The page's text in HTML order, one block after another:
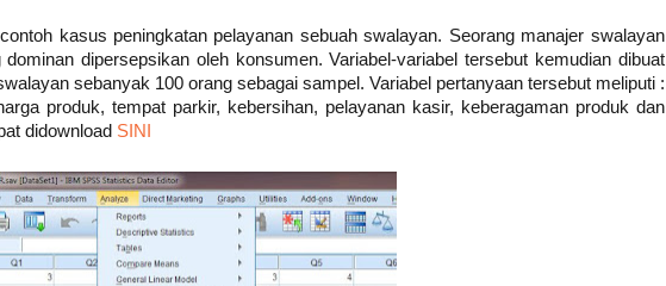
kasus peningkatan pelayanan sebuah swalayan. Seorang manajer swalayan
dipersepsikan oleh konsumen. Variabel-variabel tersebut kemudian dibuat
sebanyak 100 orang sebagai sampel. Variabel pertanyaan tersebut meliputi :
produk, tempat parkir, kebersihan, pelayanan kasir, keberagaman produk dan
didownload SINI